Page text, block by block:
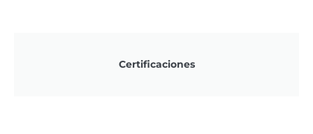
Certificaciones